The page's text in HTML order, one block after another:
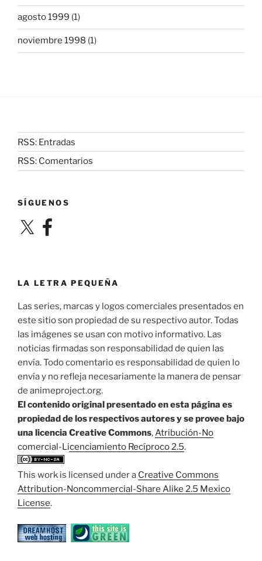
agosto 1999 (1)
noviembre 1998 (1)
RSS: Entradas
RSS: Comentarios
SÍGUENOS
X Facebook
LA LETRA PEQUEÑA
Las series, marcas y logos comerciales presentados en
este sitio son propiedad de su respectivo autor. Todas
las imágenes se usan con motivo informativo. Las
noticias firmadas son responsabilidad de quien las
envía. Todo comentario es responsabilidad de quien lo
envía y no refleja necesariamente la manera de pensar
de animeproject.org.
El contenido original presentado en esta página es
propiedad de los respectivos autores y se provee bajo
una licencia Creative Commons,Atribución-No
comercial-Licenciamiento Recíproco 2.5.
This work is licensed under a Creative Commons
Attribution-Noncommercial-Share Alike 2.5 Mexico
License.